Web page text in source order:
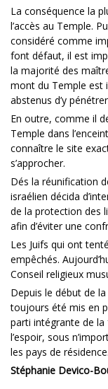
La conséquence la
l’accès au Temple.
considéré comme
font défaut, il est
la majorité des
mont du Temple est
abstenus d’y
En outre, comme il
Temple dans
connaître le site
s’approcher.
Dés la réunification
israélien décida
de la protection des
afin d’éviter une
Les Juifs qui ont
empêchés.
Conseil religieux
Depuis le début de
toujours été mis en
parti intégrante de
l’espoir, sous
les pays de résidence.
Stéphanie Devico-